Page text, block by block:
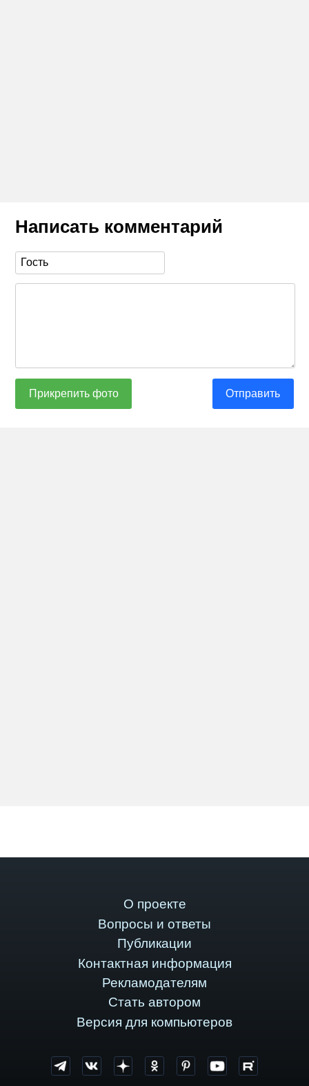
Написать комментарий
Прикрепить фото Отправить
О проекте
Вопросы и ответы
Публикации
Контактная информация
Рекламодателям
Стать автором
Версия для компьютеров